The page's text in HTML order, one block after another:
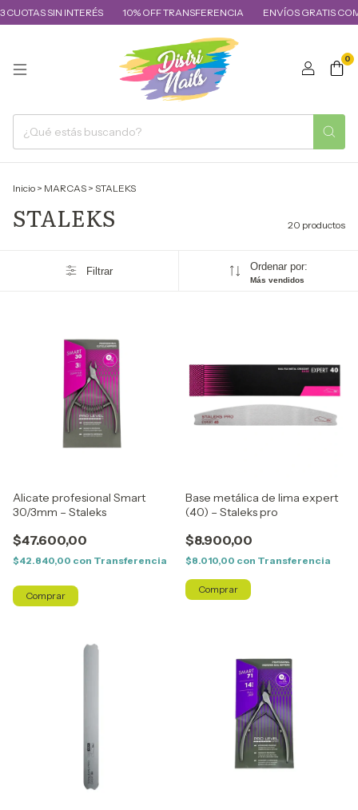
SIN INTERÉS 10% OFF TRANSFERENCIA ENVÍOS GRATIS
0
Inicio > MARCAS > STALEKS
STALEKS 20 productos
Filtrar Ordenar por:
Más vendidos
Alicate profesional Smart
30/3mm – Staleks
$47.600,00
$42.840,00 con Transferencia
Base metálica de lima expert
(40) – Staleks pro
$8.900,00
$8.010,00 con Transferencia